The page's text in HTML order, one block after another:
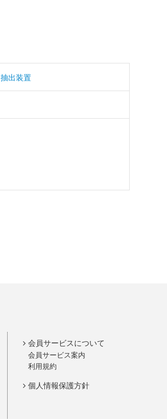
抽出装置
会員サービスについて
会員サービス案内
利用規約
個人情報保護方針